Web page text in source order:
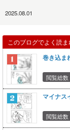
2025.08.01
このブログでよく読
巻き込ま
閲覧総数
マイナス
閲覧総数